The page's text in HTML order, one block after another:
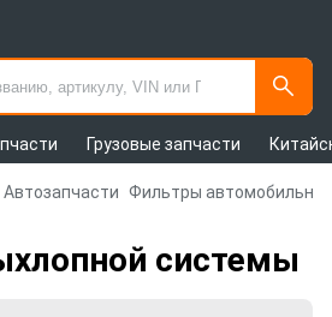
Грузовые запчасти
Автозапчасти Фильтры
системы